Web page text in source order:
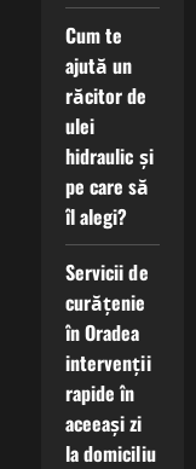
Cum te
ajută un
răcitor de
ulei
hidraulic și
pe care să
îl alegi?
Servicii de
curățenie
în Oradea
intervenții
rapide în
aceeași zi
la domiciliu